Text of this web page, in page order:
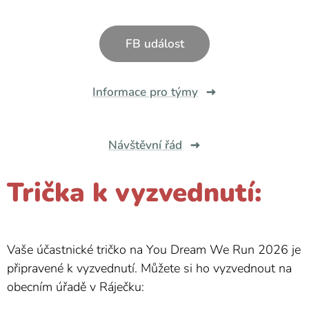
FB událost
Informace pro týmy
Návštěvní řád
Trička k vyzvednutí:
Vaše účastnické tričko na You Dream We Run 2026 je
připravené k vyzvednutí. Můžete si ho vyzvednout na
obecním úřadě v Ráječku: